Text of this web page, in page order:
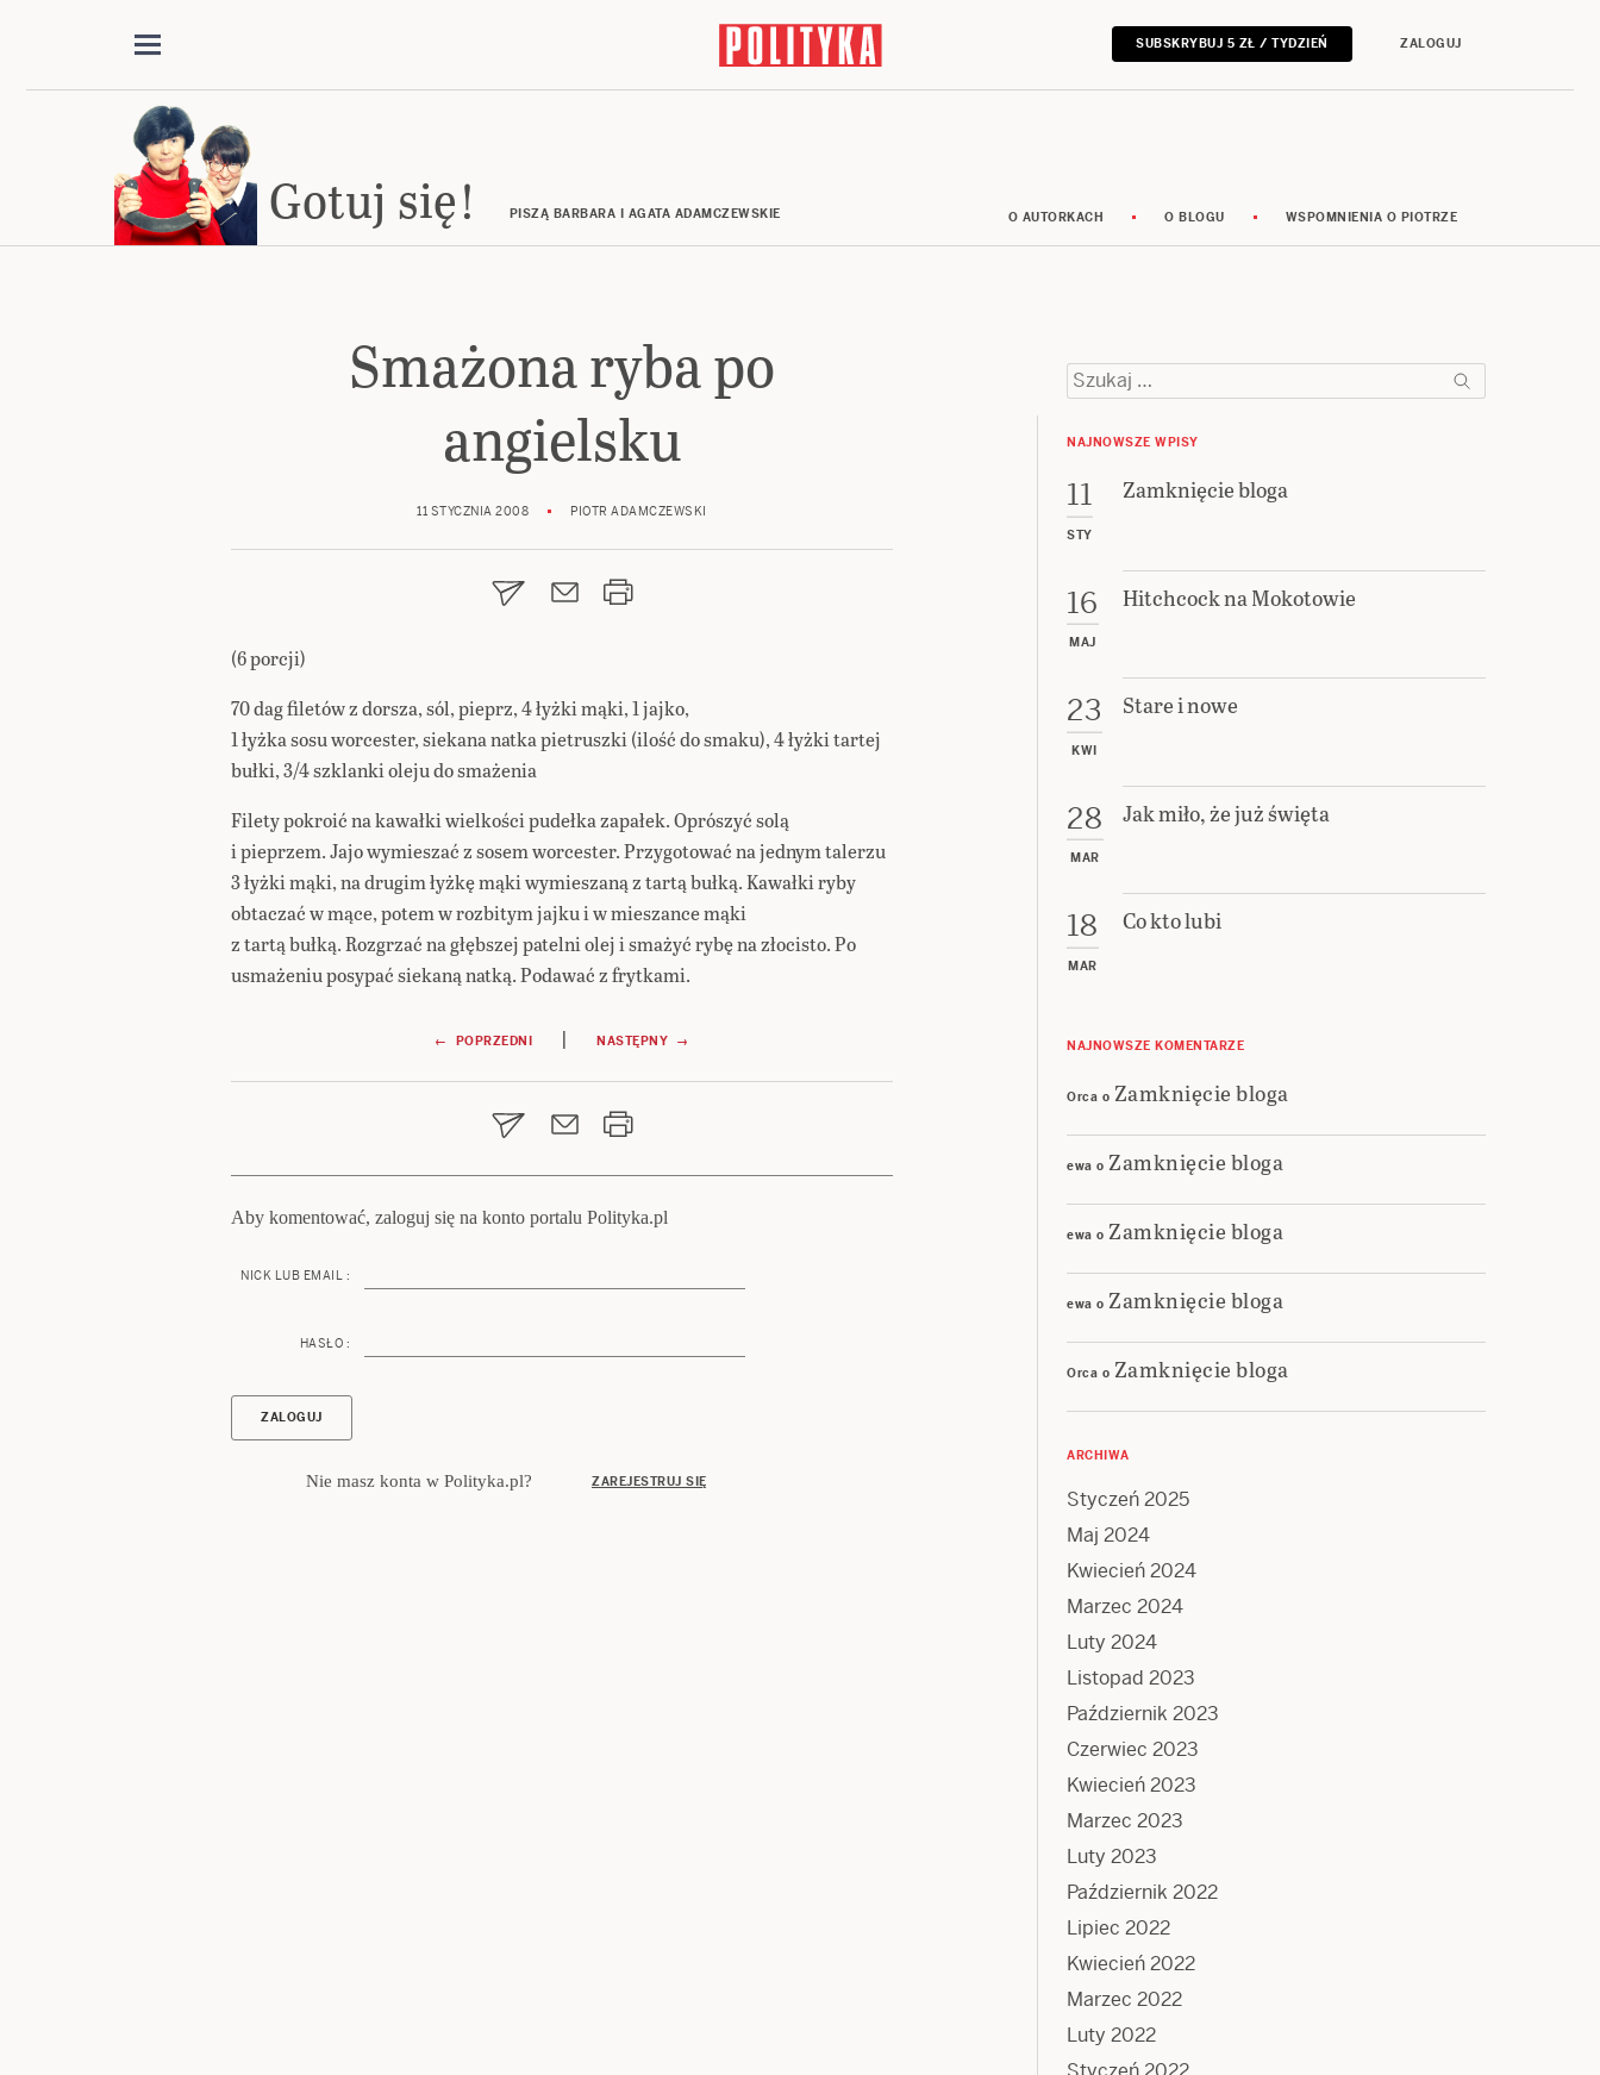
SUBSKRYBUJ 5 ZŁ / TYDZIEŃ ZALOGUJ
Gotuj się! PISZĄ BARBARA I AGATA ADAMCZEWSKIE O AUTORKACH O BLOGU WSPOMNIENIA O PIOTRZE
Smażona ryba po
angielsku
11 STYCZNIA 2008 PIOTR ADAMCZEWSKI
(6 porcji)
70 dag filetów z dorsza, sól, pieprz, 4 łyżki mąki, 1 jajko,
1 łyżka sosu worcester, siekana natka pietruszki (ilość do smaku), 4 łyżki tartej
bułki, 3/4 szklanki oleju do smażenia
Filety pokroić na kawałki wielkości pudełka zapałek. Oprószyć solą
i pieprzem. Jajo wymieszać z sosem worcester. Przygotować na jednym talerzu
3 łyżki mąki, na drugim łyżkę mąki wymieszaną z tartą bułką. Kawałki ryby
obtaczać w mące, potem w rozbitym jajku i w mieszance mąki
z tartą bułką. Rozgrzać na głębszej patelni olej i smażyć rybę na złocisto. Po
usmażeniu posypać siekaną natką. Podawać z frytkami.
wpisu
← POPRZEDNI | NASTĘPNY →
Aby komentować, zaloguj się na konto portalu Polityka.pl
NICK LUB EMAIL :
HASŁO :
Nie masz konta w Polityka.pl? ZAREJESTRUJ SIĘ
Szukaj:
NAJNOWSZE WPISY
11
STY
Zamknięcie bloga
16
MAJ
Hitchcock na Mokotowie
23
KWI
Stare i nowe
28
MAR
Jak miło, że już święta
18
MAR
Co kto lubi
NAJNOWSZE KOMENTARZE
Orca o Zamknięcie bloga
ewa o Zamknięcie bloga
ewa o Zamknięcie bloga
ewa o Zamknięcie bloga
Orca o Zamknięcie bloga
ARCHIWA
Styczeń 2025
Maj 2024
Kwiecień 2024
Marzec 2024
Luty 2024
Listopad 2023
Październik 2023
Czerwiec 2023
Kwiecień 2023
Marzec 2023
Luty 2023
Październik 2022
Lipiec 2022
Kwiecień 2022
Marzec 2022
Luty 2022